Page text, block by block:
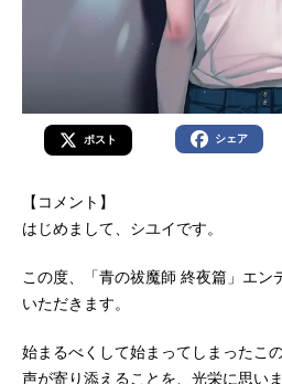
ポスト シェア
【コメント】
はじめまして、シユイです。
この度、「青の祓魔師 終夜篇」エン
いただきます。
始まるべくして始まってしまったこ
声が寄り添えることを、光栄に思いま